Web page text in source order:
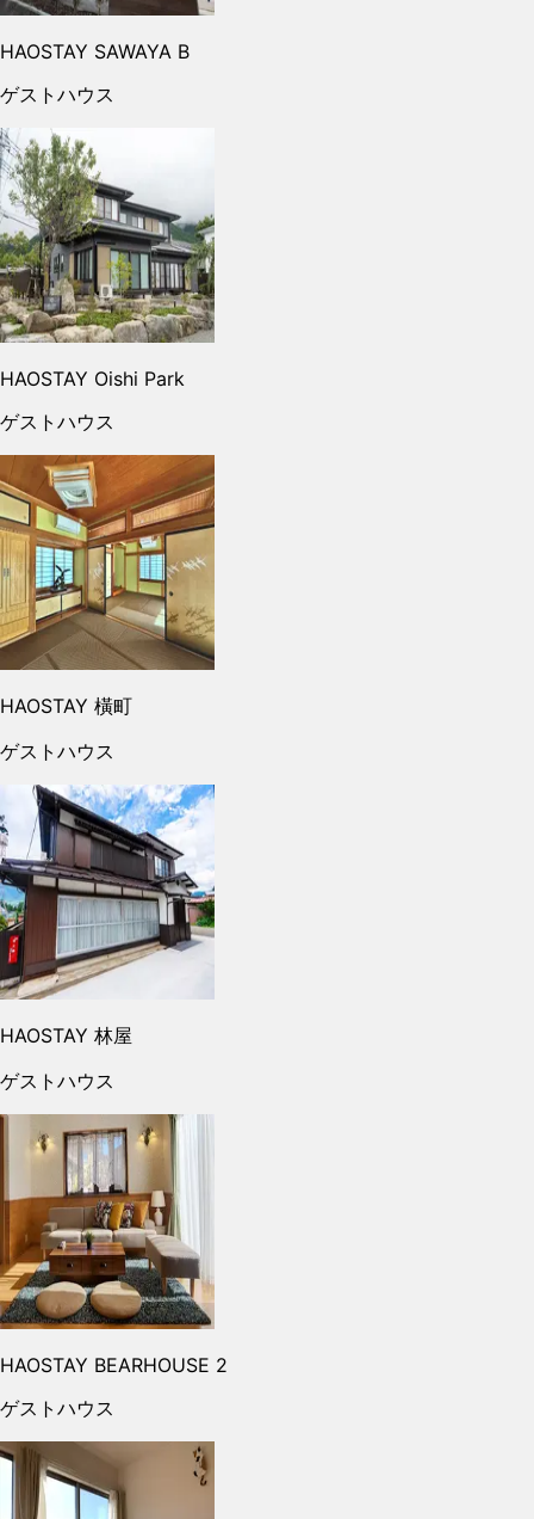
HAOSTAY SAWAYA B
ゲストハウス
HAOSTAY Oishi Park
ゲストハウス
HAOSTAY 橫町
ゲストハウス
HAOSTAY 林屋
ゲストハウス
HAOSTAY BEARHOUSE 2
ゲストハウス